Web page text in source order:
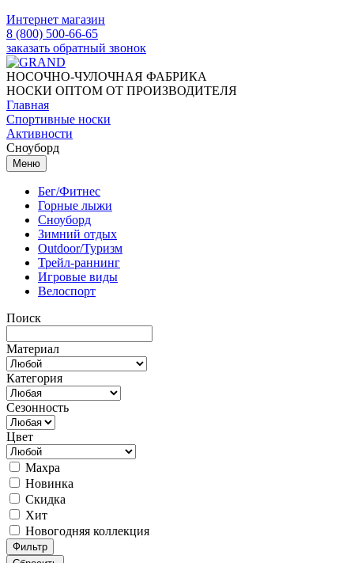
Интернет магазин
8 (800) 500-66-65
заказать обратный звонок
НОСОЧНО-ЧУЛОЧНАЯ ФАБРИКА
НОСКИ ОПТОМ ОТ ПРОИЗВОДИТЕЛЯ
Главная
Спортивные носки
Активности
Сноуборд
Меню
Бег/Фитнес
Горные лыжи
Сноуборд
Зимний отдых
Outdoor/Туризм
Трейл-раннинг
Игровые виды
Велоспорт
Поиск
Материал
Категория
Сезонность
Цвет
Махра
Новинка
Скидка
Хит
Новогодняя коллекция
Фильтр